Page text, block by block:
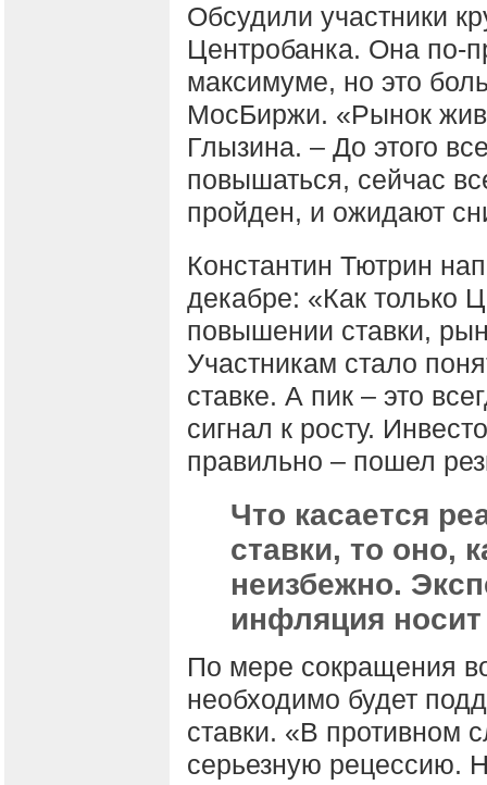
Обсудили участники
Центробанка. Она по-
максимуме, но это
МосБиржи. «Рынок
Глызина. – До этого
повышаться, сейчас
пройден, и ожидают
Константин Тютрин
декабре: «Как только
повышении ставки,
Участникам стало
ставке. А пик – это
сигнал к росту.
правильно – пошел
Что касается
ставки, то оно,
неизбежно.
инфляция
По мере сокращения
необходимо будет
ставки. «В противном
серьезную рецессию.